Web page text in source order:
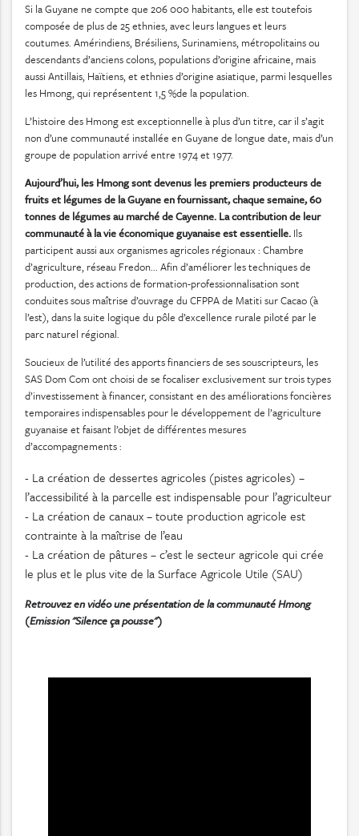
Si la Guyane ne compte que 206 000 habitants, elle est toutefois
composée de plus de 25 ethnies, avec leurs langues et leurs
coutumes. Amérindiens, Brésiliens, Surinamiens, métropolitains ou
descendants d’anciens colons, populations d’origine africaine, mais
aussi Antillais, Haïtiens, et ethnies d’origine asiatique, parmi lesquelles
les Hmong, qui représentent 1,5 %de la population.
L’histoire des Hmong est exceptionnelle à plus d’un titre, car il s’agit
non d’une communauté installée en Guyane de longue date, mais d’un
groupe de population arrivé entre 1974 et 1977.
Aujourd’hui, les Hmong sont devenus les premiers producteurs de
fruits et légumes de la Guyane en fournissant, chaque semaine, 60
tonnes de légumes au marché de Cayenne. La contribution de leur
communauté à la vie économique guyanaise est essentielle. Ils
participent aussi aux organismes agricoles régionaux : Chambre
d’agriculture, réseau Fredon... Afin d’améliorer les techniques de
production, des actions de formation-professionnalisation sont
conduites sous maîtrise d’ouvrage du CFPPA de Matiti sur Cacao (à
l’est), dans la suite logique du pôle d’excellence rurale piloté par le
parc naturel régional.
Soucieux de l’utilité des apports financiers de ses souscripteurs, les
SAS Dom Com ont choisi de se focaliser exclusivement sur trois types
d’investissement à financer, consistant en des améliorations foncières
temporaires indispensables pour le développement de l’agriculture
guyanaise et faisant l’objet de différentes mesures
d’accompagnements :
- La création de dessertes agricoles (pistes agricoles) –
l’accessibilité à la parcelle est indispensable pour l’agriculteur
- La création de canaux – toute production agricole est
contrainte à la maîtrise de l’eau
- La création de pâtures – c’est le secteur agricole qui crée
le plus et le plus vite de la Surface Agricole Utile (SAU)
Retrouvez en vidéo une présentation de la communauté Hmong
(Emission "Silence ça pousse")